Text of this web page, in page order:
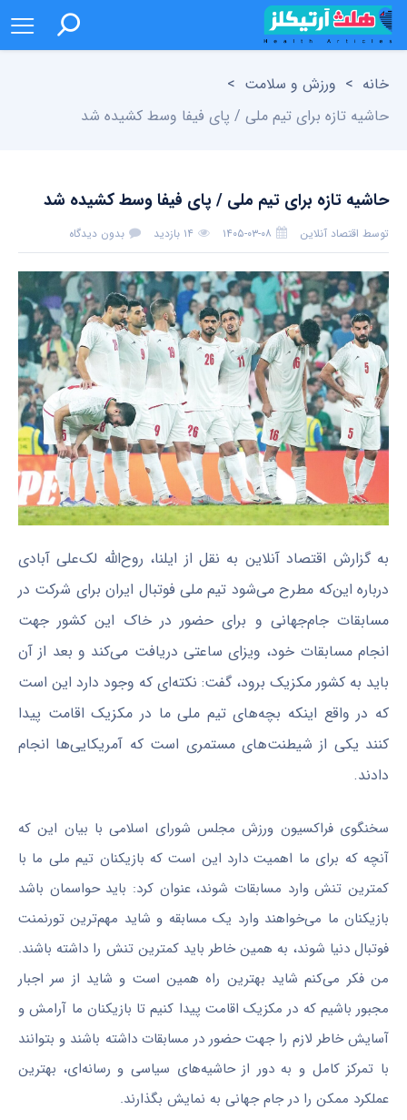
خانه > ورزش و سلامت >
حاشیه تازه برای تیم ملی / پای فیفا وسط کشیده شد
حاشیه تازه برای تیم ملی / پای فیفا وسط کشیده شد
توسط اقتصاد آنلاین ۱۴۰۵-۰۳-۰۸ ۱۴ بازدید بدون دیدگاه
به گزارش اقتصاد آنلاین به نقل از ایلنا، روح‌الله لک‌علی آبادی
درباره این‌که مطرح می‌شود تیم ملی فوتبال ایران برای شرکت در
مسابقات جام‌جهانی و برای حضور در خاک این کشور جهت
انجام مسابقات خود، ویزای ساعتی دریافت می‌کند و بعد از آن
باید به کشور مکزیک برود، گفت: نکته‌ای که وجود دارد این است
که در واقع اینکه بچه‌های تیم ملی ما در مکزیک اقامت پیدا
کنند یکی از شیطنت‌های مستمری است که آمریکایی‌ها انجام
دادند.
سخنگوی فراکسیون ورزش مجلس شورای اسلامی با بیان این که
آنچه که برای ما اهمیت دارد این است که بازیکنان تیم ملی ما با
کمترین تنش وارد مسابقات شوند، عنوان کرد: باید حواسمان باشد
بازیکنان ما می‌خواهند وارد یک مسابقه و شاید مهم‌ترین تورنمنت
فوتبال دنیا شوند، به همین خاطر باید کمترین تنش را داشته باشند.
من فکر می‌کنم شاید بهترین راه همین است و شاید از سر اجبار
مجبور باشیم که در مکزیک اقامت پیدا کنیم تا بازیکنان ما آرامش و
آسایش خاطر لازم را جهت حضور در مسابقات داشته باشند و بتوانند
با تمرکز کامل و به دور از حاشیه‌های سیاسی و رسانه‌ای، بهترین
عملکرد ممکن را در جام جهانی به نمایش بگذارند.